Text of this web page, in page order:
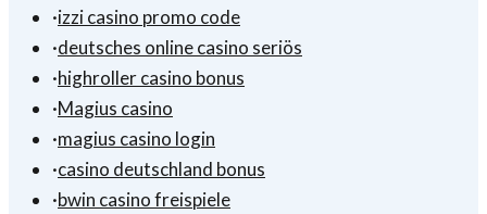
·izzi casino promo code
·deutsches online casino seriös
·highroller casino bonus
·Magius casino
·magius casino login
·casino deutschland bonus
·bwin casino freispiele